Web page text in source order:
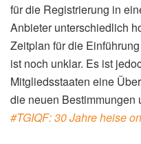
für die Registrierung in
Anbieter unterschiedlich
Zeitplan für die
ist noch unklar. Es ist
Mitgliedsstaaten eine
die neuen Bestimmungen
#TGIQF: 30 Jahre heise